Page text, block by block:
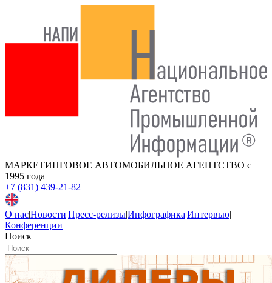
МАРКЕТИНГОВОЕ АВТОМОБИЛЬНОЕ АГЕНТСТВО с
1995 года
+7 (831) 439-21-82
О нас|Новости|Пресс-релизы|Инфографика|Интервью|
Конференции
Поиск